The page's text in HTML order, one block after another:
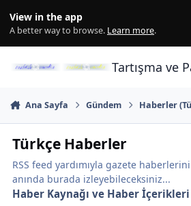
View in the app
A better way to browse. Learn more.
Tartışma ve
Ana Sayfa Gündem Haberler
Türkçe Haberler
RSS feed yardımıyla gazete haberlerini
anında burada izleyebileceksiniz...
Haber Kaynağı ve Haber İçerikleri